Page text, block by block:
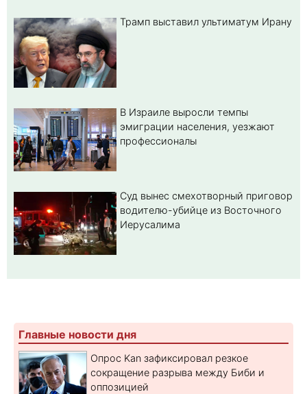
Трамп выставил ультиматум Ирану
В Израиле выросли темпы
эмиграции населения, уезжают
профессионалы
Суд вынес смехотворный приговор
водителю-убийце из Восточного
Иерусалима
Главные новости дня
Опрос Kan зафиксировал резкое
сокращение разрыва между Биби и
оппозицией